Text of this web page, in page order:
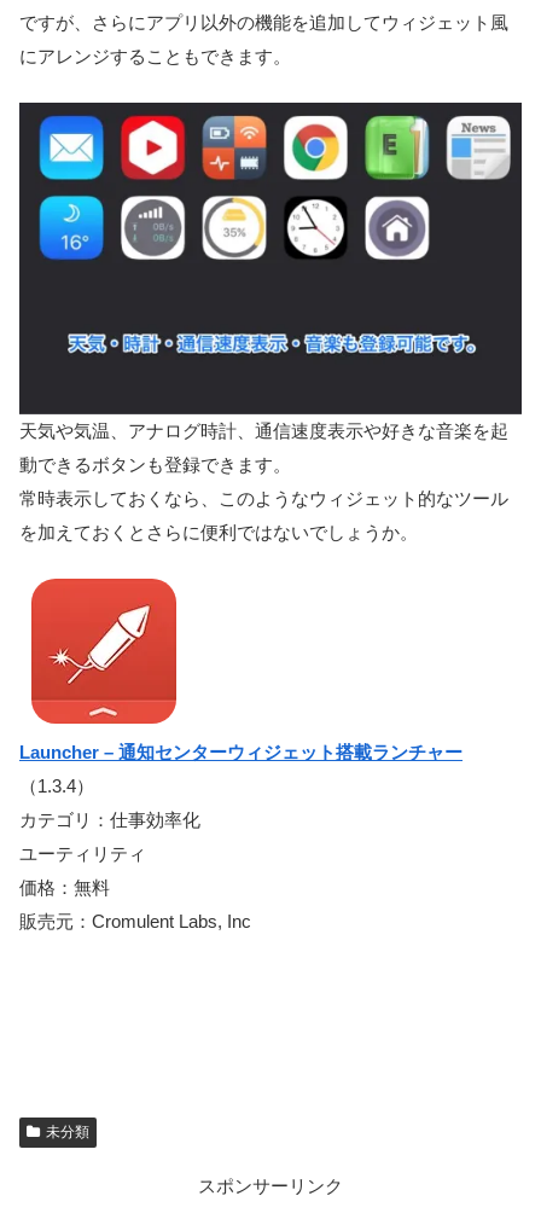
ですが、さらにアプリ以外の機能を追加してウィジェット風
にアレンジすることもできます。
天気や気温、アナログ時計、通信速度表示や好きな音楽を起
動できるボタンも登録できます。
常時表示しておくなら、このようなウィジェット的なツール
を加えておくとさらに便利ではないでしょうか。
Launcher – 通知センターウィジェット搭載ランチャー
（1.3.4）
カテゴリ：仕事効率化
ユーティリティ
価格：無料
販売元：Cromulent Labs, Inc
未分類
スポンサーリンク